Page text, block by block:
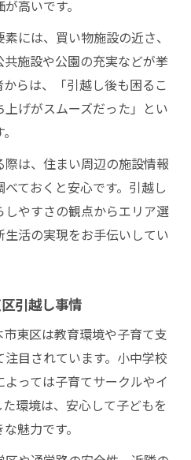
高いです。
には、買い物施設の近さ、
施設や公園の充実などが挙
らは、「引越し後も困るこ
げがスムーズだった」とい
は、住まい周辺の施設情報
ておくと安心です。引越し
やすさの観点からエリア選
活の実現をお手伝いしてい
引越し事情
東区は教育環境や子育て支
目されています。小中学校
っては子育てサークルやイ
環境は、安心して子どもを
魅力です。